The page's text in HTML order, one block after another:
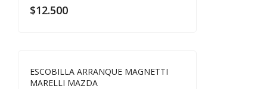
$12.500
ESCOBILLA ARRANQUE MAGNETTI
MARELLI MAZDA